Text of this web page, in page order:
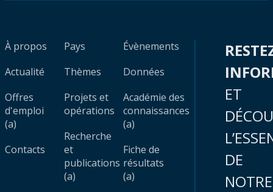
À propos
Actualité
Offres
d'emploi
(a)
Contacts
Pays
Thèmes
Projets et
opérations
Recherche
et
publications
(a)
Évènements
Données
Académie des
connaissances
(a)
Fiche de
résultats
(a)
ET
DE
NOTRE